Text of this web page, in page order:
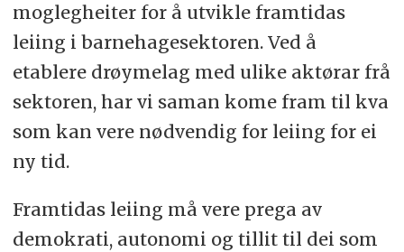
moglegheiter for å utvikle framtidas
leiing i barnehagesektoren. Ved å
etablere drøymelag med ulike aktørar frå
sektoren, har vi saman kome fram til kva
som kan vere nødvendig for leiing for ei
ny tid.
Framtidas leiing må vere prega av
demokrati, autonomi og tillit til dei som